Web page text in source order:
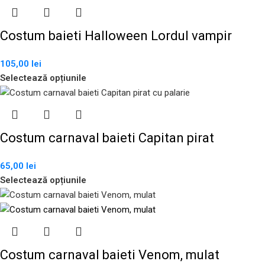
Costum baieti Halloween Lordul vampir
105,00 lei
Selectează opțiunile
Costum carnaval baieti Capitan pirat
65,00 lei
Selectează opțiunile
Costum carnaval baieti Venom, mulat